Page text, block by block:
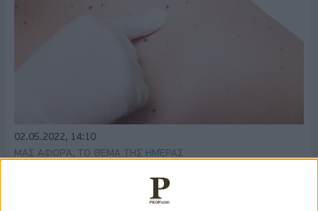
02.05.2022, 14:10
ΜΑΣ ΑΦΟΡΆ, ΤΟ ΘΈΜΑ ΤΗΣ ΗΜΈΡΑΣ